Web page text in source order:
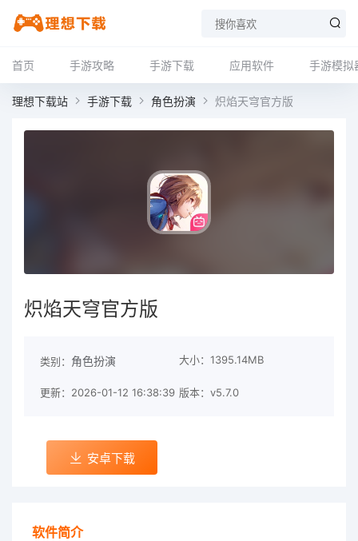
首页 手游攻略 手游下载 应用软件 手游模拟
理想下载站 手游下载 角色扮演 炽焰天穹官方版
炽焰天穹官方版
类别： 角色扮演 大小：1395.14MB
更新：2026-01-12 16:38:39 版本：v5.7.0
安卓下载
软件简介